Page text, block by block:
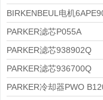
8APE80M-2K-IE3
BIRKENBEUL电机
PARKER滤芯P055A
PARKER滤芯938902Q
PARKER滤芯936700Q
PARKER冷却器PWO